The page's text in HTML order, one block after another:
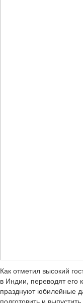
Как отметил высокий
в Индии, переводят его
празднуют юбилейные
подготовить и